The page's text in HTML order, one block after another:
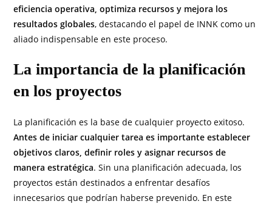
eficiencia operativa, optimiza recursos y mejora los
resultados globales, destacando el papel de INNK como un
aliado indispensable en este proceso.
La importancia de la planificación
en los proyectos
La planificación es la base de cualquier proyecto exitoso.
Antes de iniciar cualquier tarea es importante establecer
objetivos claros, definir roles y asignar recursos de
manera estratégica. Sin una planificación adecuada, los
proyectos están destinados a enfrentar desafíos
innecesarios que podrían haberse prevenido. En este